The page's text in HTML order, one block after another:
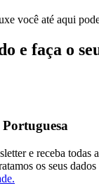
você até aqui
e faça o
e receba todas
os seus dados